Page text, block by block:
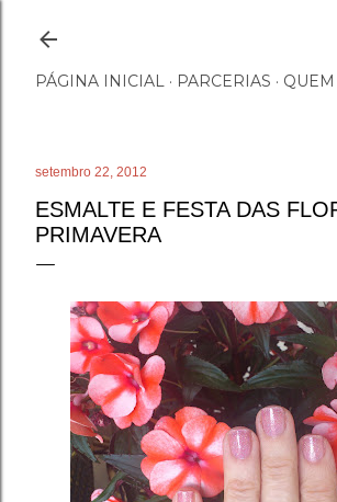
PÁGINA INICIAL PARCERIAS
setembro 22, 2012
ESMALTE E FESTA DAS
PRIMAVERA